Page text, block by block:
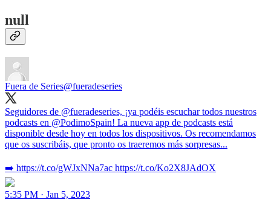
null
Fuera de Series@fueradeseries
Seguidores de @fueradeseries, ¡ya podéis escuchar todos nuestros
podcasts en @PodimoSpain! La nueva app de podcasts está
disponible desde hoy en todos los dispositivos. Os recomendamos
que os suscribáis, que pronto os traeremos más sorpresas...
➡️ https://t.co/gWJxNNa7ac https://t.co/Ko2X8JAdOX
5:35 PM · Jan 5, 2023